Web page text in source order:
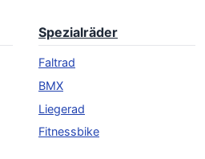
Spezialräder
Faltrad
BMX
Liegerad
Fitnessbike